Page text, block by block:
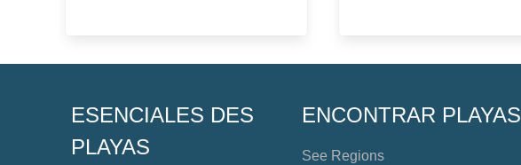
ESENCIALES DES
PLAYAS
ENCONTRAR PLAYAS
See Regions